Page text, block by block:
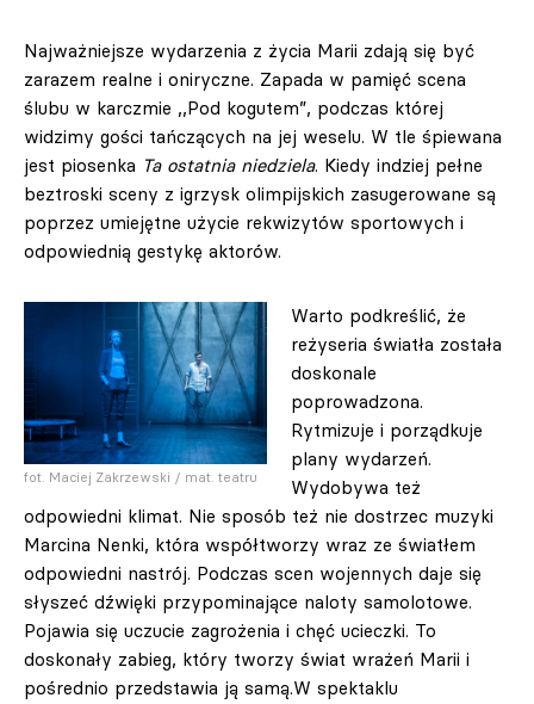
Najważniejsze wydarzenia z życia Marii zdają się być
zarazem realne i oniryczne. Zapada w pamięć scena
ślubu w karczmie ,,Pod kogutem”, podczas której
widzimy gości tańczących na jej weselu. W tle śpiewana
jest piosenka Ta ostatnia niedziela. Kiedy indziej pełne
beztroski sceny z igrzysk olimpijskich zasugerowane są
poprzez umiejętne użycie rekwizytów sportowych i
odpowiednią gestykę aktorów.
fot. Maciej Zakrzewski / mat. teatru
Warto podkreślić, że
reżyseria światła została
doskonale
poprowadzona.
Rytmizuje i porządkuje
plany wydarzeń.
Wydobywa też
odpowiedni klimat. Nie sposób też nie dostrzec muzyki
Marcina Nenki, która współtworzy wraz ze światłem
odpowiedni nastrój. Podczas scen wojennych daje się
słyszeć dźwięki przypominające naloty samolotowe.
Pojawia się uczucie zagrożenia i chęć ucieczki. To
doskonały zabieg, który tworzy świat wrażeń Marii i
pośrednio przedstawia ją samą.W spektaklu